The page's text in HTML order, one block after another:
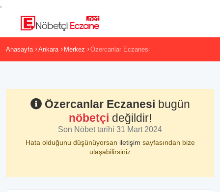
Anasayfa Ankara Merkez Özercanlar Eczanesi
Özercanlar Eczanesi bugün
nöbetçi değildir!
Son Nöbet tarihi 31 Mart 2024
Hata olduğunu düşünüyorsan iletişim sayfasından bize
ulaşabilirsiniz